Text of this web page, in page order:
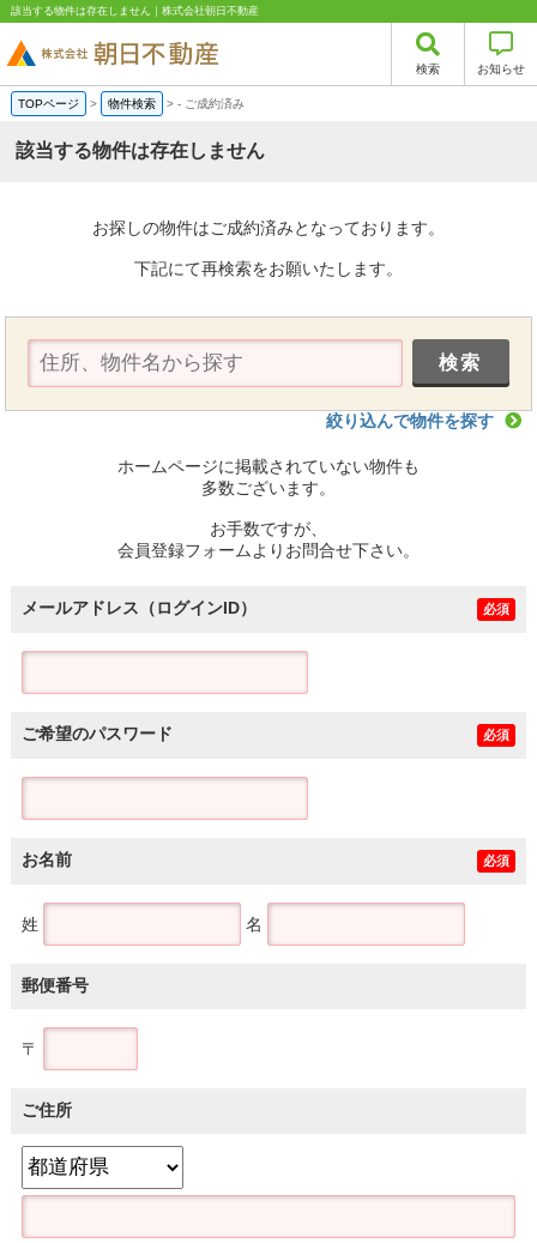
該当する物件は存在しません｜株式会社朝日不動産
検索 お知らせ
TOPページ > 物件検索 >- ご成約済み
該当する物件は存在しません
お探しの物件はご成約済みとなっております。
下記にて再検索をお願いたします。
絞り込んで物件を探す
ホームページに掲載されていない物件も
多数ございます。
お手数ですが、
会員登録フォームよりお問合せ下さい。
メールアドレス（ログインID） 必須
ご希望のパスワード 必須
お名前 必須
姓 名
郵便番号
〒
ご住所